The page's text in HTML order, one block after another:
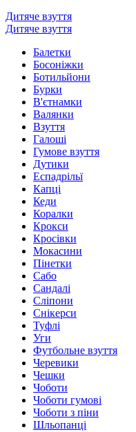
Дитяче взуття
Дитяче взуття
Балетки
Босоніжки
Ботильйони
Бурки
В'єтнамки
Валянки
Взуття
Галоші
Гумове взуття
Дутики
Еспадрільї
Капці
Кеди
Коралки
Крокси
Кросівки
Мокасини
Пінетки
Сабо
Сандалі
Сліпони
Снікерси
Туфлі
Уги
Футбольне взуття
Черевики
Чешки
Чоботи
Чоботи гумові
Чоботи з піни
Шльопанці